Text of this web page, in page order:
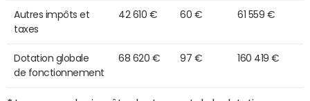
Autres impôts et
taxes
42 610 € 60 € 61 559 €
Dotation globale
de fonctionnement
68 620 € 97 € 160 419 €